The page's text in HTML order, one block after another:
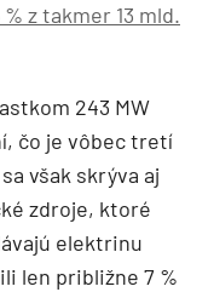
% z takmer 13 mld.
243 MW
čo je vôbec tretí
však skrýva aj
zdroje, ktoré
elektrinu
len približne 7 %